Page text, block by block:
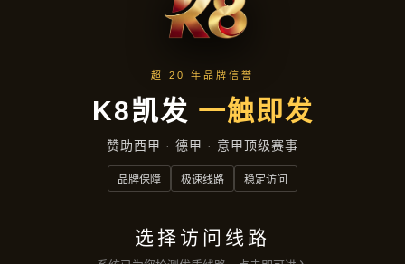
企业要闻
首页 企业要闻